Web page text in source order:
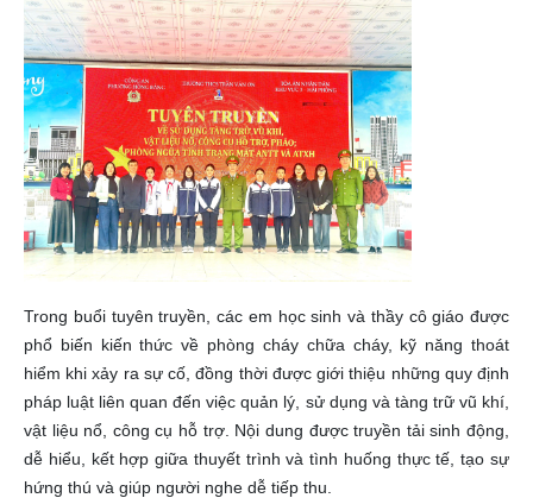
Trong buổi tuyên truyền, các em học sinh và thầy cô giáo được
phổ biến kiến thức về phòng cháy chữa cháy, kỹ năng thoát
hiểm khi xảy ra sự cố, đồng thời được giới thiệu những quy định
pháp luật liên quan đến việc quản lý, sử dụng và tàng trữ vũ khí,
vật liệu nổ, công cụ hỗ trợ. Nội dung được truyền tải sinh động,
dễ hiểu, kết hợp giữa thuyết trình và tình huống thực tế, tạo sự
hứng thú và giúp người nghe dễ tiếp thu.